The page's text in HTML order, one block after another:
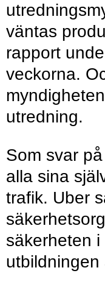
väntas
rapport
veckorna.
utredning.
Som svar
alla sina
trafik. Uber
säkerheten
utbildningen